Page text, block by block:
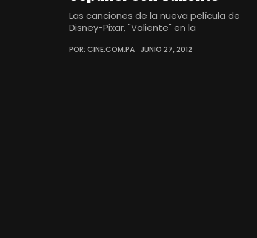
Las canciones de la nueva película de
Disney-Pixar, "Valiente" en la
POR: CINE.COM.PA JUNIO 27, 2012